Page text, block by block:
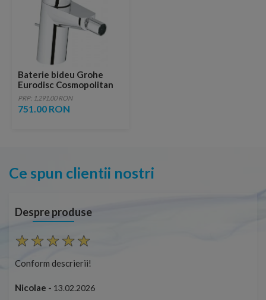
Baterie bideu Grohe
Eurodisc Cosmopolitan
cu monocomanda 1/2″
Marimea S
PRP: 1,291.00 RON
751.00 RON
Ce spun clientii nostri
Despre produse
Conform descrierii!
Nicolae - 13.02.2026